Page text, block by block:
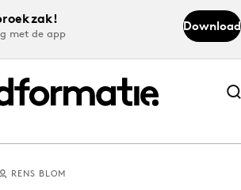
met de app
Download
Abonneer nu
Abonneer nu
RENS BLOM